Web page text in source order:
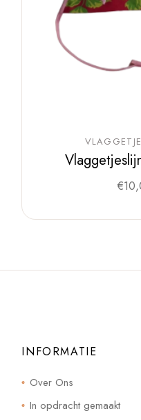
€
INFORMATIE
Over Ons
In opdracht gemaakt